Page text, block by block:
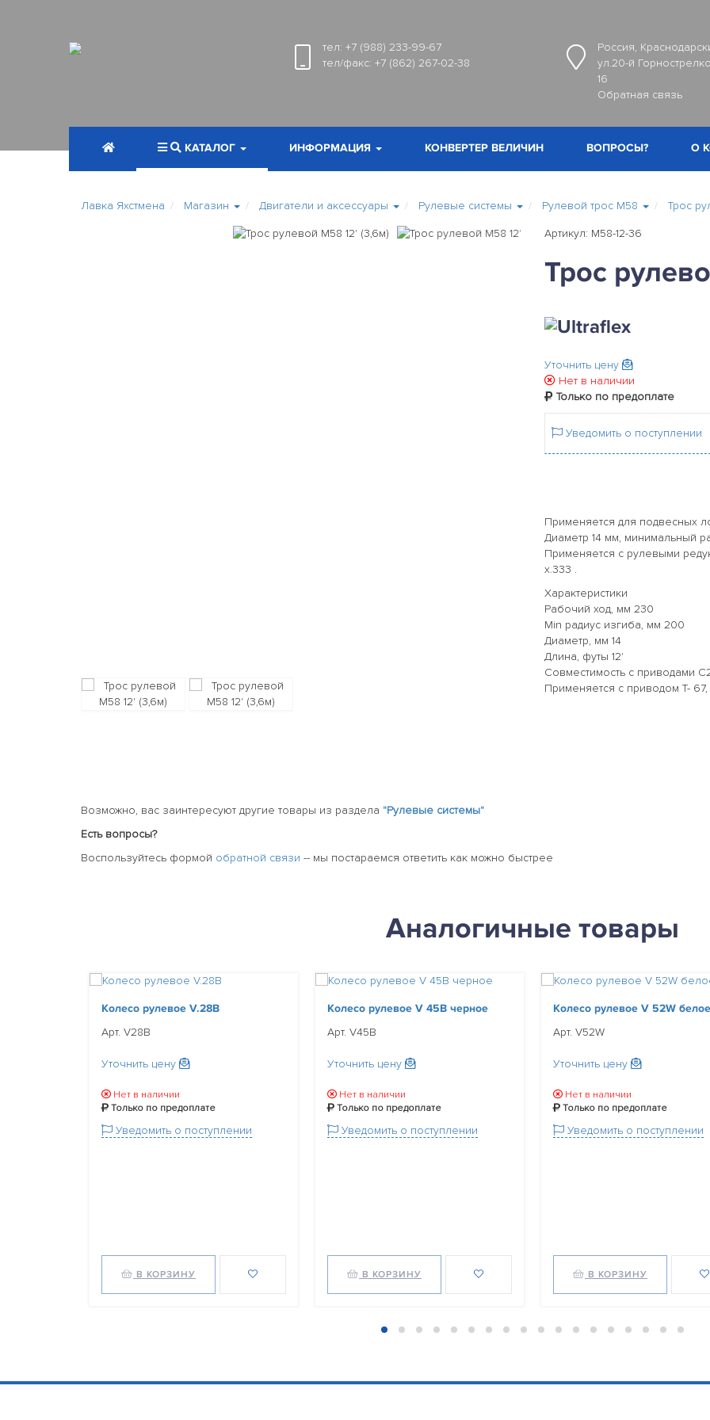
тел: +7 (988) 233-99-67
тел/факс: +7 (862) 267-02-38
Россия,
ул.20-й
16
Обратная связь
КАТАЛОГ ИНФОРМАЦИЯ КОНВЕРТЕР ВЕЛИЧИН ВОПРОСЫ? О
Лавка Яхстмена Магазин Двигатели и аксессуары Рулевые системы Рулевой трос M58 Трос
Артикул: M58-12-36
Трос
Уточнить цену
Нет в наличии
Только по предоплате
Уведомить о поступлении
Применяется для подвесных
Диаметр 14 мм, минимальный
Применяется с рулевыми
x.333 .
Характеристики
Рабочий ход, мм 230
Min радиус изгиба, мм 200
Диаметр, мм 14
Длина, футы 12'
Совместимость с приводами
Применяется с приводом T- 67,
Возможно, вас заинтересуют другие товары из раздела "Рулевые системы"
Есть вопросы?
Воспользуйтесь формой обратной связи -- мы постараемся ответить как можно быстрее
Аналогичные товары
Колесо рулевое V.28B
Арт. V28B
Уточнить цену
Нет в наличии
Только по предоплате
Уведомить о поступлении
В КОРЗИНУ
Колесо рулевое V 45B черное
Арт. V45B
Уточнить цену
Нет в наличии
Только по предоплате
Уведомить о поступлении
В КОРЗИНУ
Колесо рулевое V 52W белое
Арт. V52W
Уточнить цену
Нет в наличии
Только по предоплате
Уведомить о поступлении
В КОРЗИНУ